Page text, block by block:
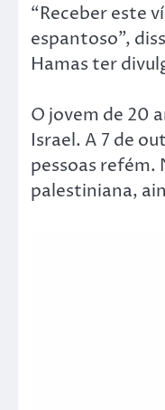
“Receber este
espantoso”,
Hamas ter
O jovem de 20
Israel. A 7 de
pessoas refém.
palestiniana,